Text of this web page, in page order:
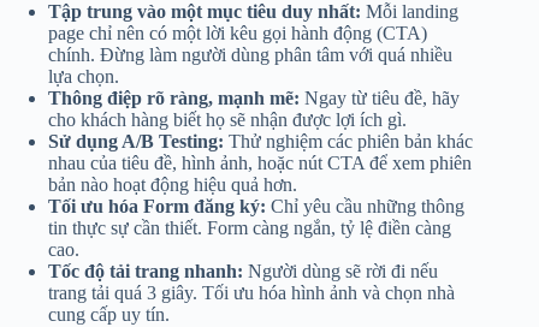
Tập trung vào một mục tiêu duy nhất: Mỗi landing
page chỉ nên có một lời kêu gọi hành động (CTA)
chính. Đừng làm người dùng phân tâm với quá nhiều
lựa chọn.
Thông điệp rõ ràng, mạnh mẽ: Ngay từ tiêu đề, hãy
cho khách hàng biết họ sẽ nhận được lợi ích gì.
Sử dụng A/B Testing: Thử nghiệm các phiên bản khác
nhau của tiêu đề, hình ảnh, hoặc nút CTA để xem phiên
bản nào hoạt động hiệu quả hơn.
Tối ưu hóa Form đăng ký: Chỉ yêu cầu những thông
tin thực sự cần thiết. Form càng ngắn, tỷ lệ điền càng
cao.
Tốc độ tải trang nhanh: Người dùng sẽ rời đi nếu
trang tải quá 3 giây. Tối ưu hóa hình ảnh và chọn nhà
cung cấp uy tín.